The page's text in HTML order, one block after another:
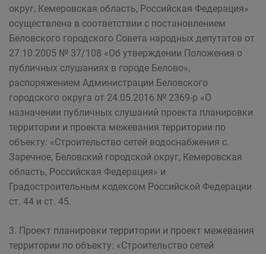
округ, Кемеровская область, Российская Федерация»
осуществлена в соответствии с постановлением
Беловского городского Совета народных депутатов от
27.10.2005 № 37/108 «Об утверждении Положения о
публичных слушаниях в городе Белово»,
распоряжением Администрации Беловского
городского округа от 24.05.2016 № 2369-р «О
назначении публичных слушаний проекта планировки
территории и проекта межевания территории по
объекту: «Строительство сетей водоснабжения с.
Заречное, Беловский городской округ, Кемеровская
область, Российская Федерация» и
Градостроительным кодексом Российской Федерации
ст. 44 и ст. 45.
3. Проект планировки территории и проект межевания
территории по объекту: «Строительство сетей